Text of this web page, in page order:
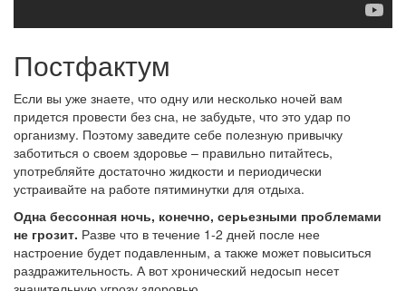
Постфактум
Если вы уже знаете, что одну или несколько ночей вам
придется провести без сна, не забудьте, что это удар по
организму. Поэтому заведите себе полезную привычку
заботиться о своем здоровье – правильно питайтесь,
употребляйте достаточно жидкости и периодически
устраивайте на работе пятиминутки для отдыха.
Одна бессонная ночь, конечно, серьезными проблемами
не грозит. Разве что в течение 1-2 дней после нее
настроение будет подавленным, а также может повыситься
раздражительность. А вот хронический недосып несет